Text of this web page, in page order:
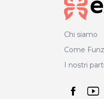
Chi siamo
Come
I nostri